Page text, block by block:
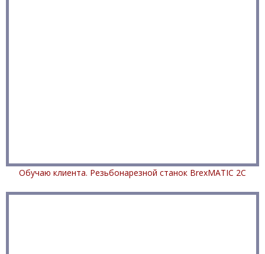
Обучаю клиента. Резьбонарезной станок BrexMATIC 2C